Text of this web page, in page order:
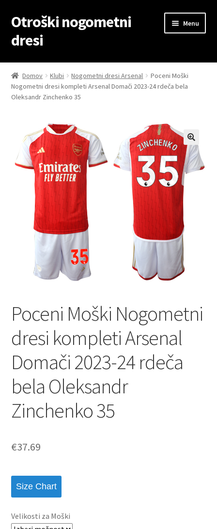
Skip
to
navigation
Skip
to
content
Otroški nogometni
dresi
Menu
Domov
Blog
Košarica
Moj račun
Trgovina
Zaključek nakupa
Domov Klubi Nogometni dresi Arsenal
Poceni Moški
Nogometni dresi kompleti Arsenal Domači 2023-24 rdeča bela
Oleksandr Zinchenko 35
Poceni Moški Nogometni
dresi kompleti Arsenal
Domači 2023-24 rdeča
bela Oleksandr
Zinchenko 35
€37.69
Size Chart
Velikosti za Moški